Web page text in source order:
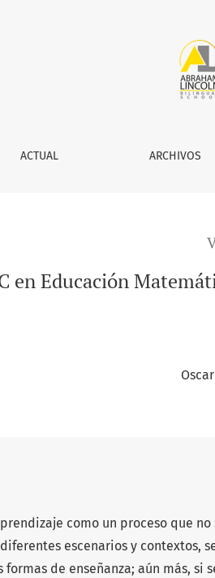
Matemática, una Mirada más allá
ACTUAL ARCHIVOS
en Educación
como un proceso que
escenarios y contextos,
formas de enseñanza; aún más, si